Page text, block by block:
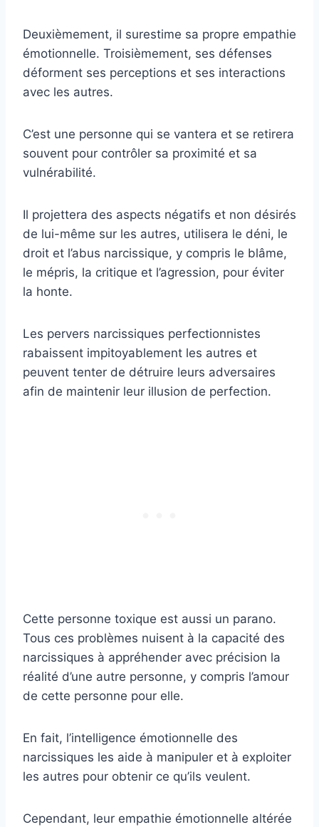
Deuxièmement, il surestime sa propre empathie
émotionnelle. Troisièmement, ses défenses
déforment ses perceptions et ses interactions
avec les autres.
C’est une personne qui se vantera et se retirera
souvent pour contrôler sa proximité et sa
vulnérabilité.
Il projettera des aspects négatifs et non désirés
de lui-même sur les autres, utilisera le déni, le
droit et l’abus narcissique, y compris le blâme,
le mépris, la critique et l’agression, pour éviter
la honte.
Les pervers narcissiques perfectionnistes
rabaissent impitoyablement les autres et
peuvent tenter de détruire leurs adversaires
afin de maintenir leur illusion de perfection.
Cette personne toxique est aussi un parano.
Tous ces problèmes nuisent à la capacité des
narcissiques à appréhender avec précision la
réalité d’une autre personne, y compris l’amour
de cette personne pour elle.
En fait, l’intelligence émotionnelle des
narcissiques les aide à manipuler et à exploiter
les autres pour obtenir ce qu’ils veulent.
Cependant, leur empathie émotionnelle altérée